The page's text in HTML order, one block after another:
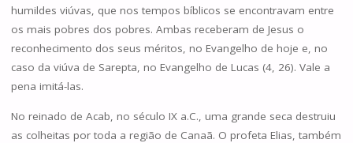
humildes viúvas, que nos tempos bíblicos se encontravam entre
os mais pobres dos pobres. Ambas receberam de Jesus o
reconhecimento dos seus méritos, no Evangelho de hoje e, no
caso da viúva de Sarepta, no Evangelho de Lucas (4, 26). Vale a
pena imitá-las.
No reinado de Acab, no século IX a.C., uma grande seca destruiu
as colheitas por toda a região de Canaã. O profeta Elias, também